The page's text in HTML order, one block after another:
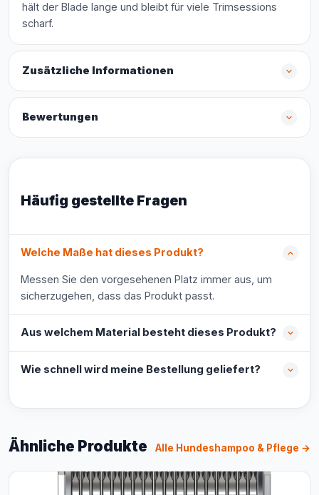
hält der Blade lange und bleibt für viele Trimsessions
scharf.
Zusätzliche Informationen
Bewertungen
Häufig gestellte Fragen
Welche Maße hat dieses Produkt?
Messen Sie den vorgesehenen Platz immer aus, um
sicherzugehen, dass das Produkt passt.
Aus welchem Material besteht dieses Produkt?
Wie schnell wird meine Bestellung geliefert?
Ähnliche Produkte Alle Hundeshampoo & Pflege →